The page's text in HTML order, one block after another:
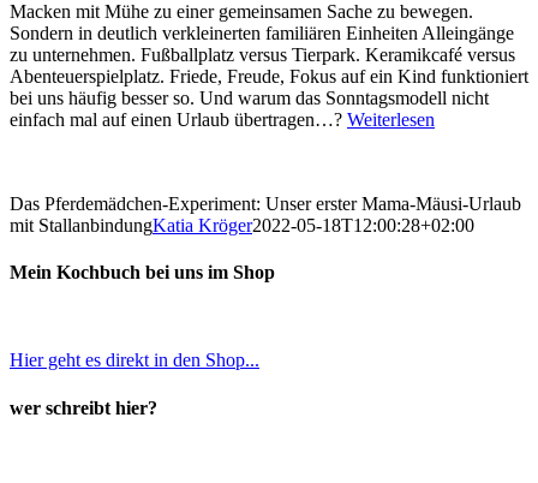
Macken mit Mühe zu einer gemeinsamen Sache zu bewegen.
Sondern in deutlich verkleinerten familiären Einheiten Alleingänge
zu unternehmen. Fußballplatz versus Tierpark. Keramikcafé versus
Abenteuerspielplatz. Friede, Freude, Fokus auf ein Kind funktioniert
bei uns häufig besser so. Und warum das Sonntagsmodell nicht
einfach mal auf einen Urlaub übertragen…? Weiterlesen
Das Pferdemädchen-Experiment: Unser erster Mama-Mäusi-Urlaub
mit StallanbindungKatia Kröger2022-05-18T12:00:28+02:00
Mein Kochbuch bei uns im Shop
Hier geht es direkt in den Shop...
wer schreibt hier?